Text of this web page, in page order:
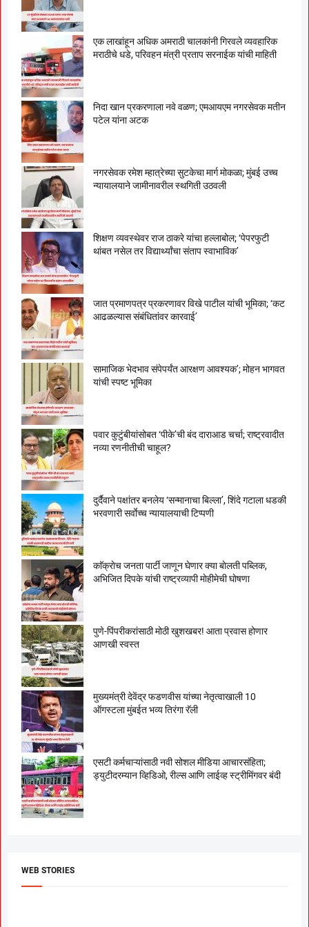
एक लाखांहून अधिक अमराठी चालकांनी गिरवले व्यवहारिक
मराठीचे धडे, परिवहन मंत्री प्रताप सरनाईक यांची माहिती
निदा खान प्रकरणाला नवे वळण; एमआयएम नगरसेवक मतीन
पटेल यांना अटक
नगरसेवक रमेश म्हात्रेच्या सुटकेचा मार्ग मोकळा; मुंबई उच्च
न्यायालयाने जामीनावरील स्थगिती उठवली
शिक्षण व्यवस्थेवर राज ठाकरे यांचा हल्लाबोल; ‘पेपरफुटी
थांबत नसेल तर विद्यार्थ्यांचा संताप स्वाभाविक’
जात प्रमाणपत्र प्रकरणावर विखे पाटील यांची भूमिका; ‘कट
आढळल्यास संबंधितांवर कारवाई’
सामाजिक भेदभाव संपेपर्यंत आरक्षण आवश्यक’; मोहन भागवत
यांची स्पष्ट भूमिका
पवार कुटुंबीयांसोबत ‘पीके’ची बंद दाराआड चर्चा; राष्ट्रवादीत
नव्या रणनीतीची चाहूल?
दुर्दैवाने पक्षांतर बनलेय ‘सन्मानाचा बिल्ला’, शिंदे गटाला धडकी
भरवणारी सर्वाेच्च न्यायालयाची टिप्पणी
काॅक्राेच जनता पार्टी जाणून घेणार क्या बाेलती पब्लिक,
अभिजित दिपके यांची राष्ट्रव्यापी माेहीमेची घाेषणा
पुणे-पिंपरीकरांसाठी मोठी खुशखबर! आता प्रवास होणार
आणखी स्वस्त
मुख्यमंत्री देवेंद्र फडणवीस यांच्या नेतृत्वाखाली 10
ऑगस्टला मुंबईत भव्य तिरंगा रॅली
एसटी कर्मचाऱ्यांसाठी नवी सोशल मीडिया आचारसंहिता;
ड्युटीदरम्यान व्हिडिओ, रील्स आणि लाईव्ह स्ट्रीमिंगवर बंदी
WEB STORIES